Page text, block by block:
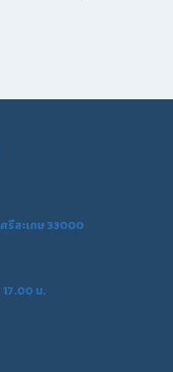
รีสะเกษ 33000
17.00 น.